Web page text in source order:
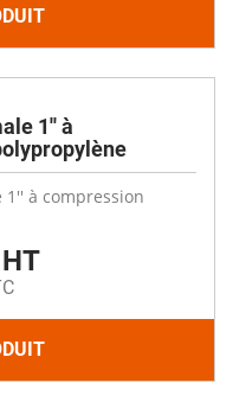
1'' à
1'' à compression